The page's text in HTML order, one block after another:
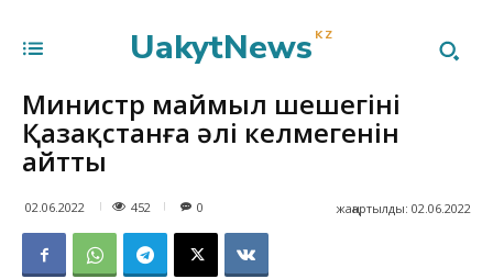
UakytNews KZ
Министр маймыл шешегінің
Қазақстанға әлі келмегенін
айтты
02.06.2022 452 жаңартылды: 02.06.2022
0